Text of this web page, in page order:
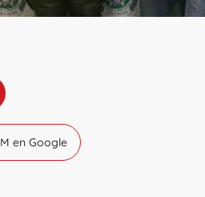
Telegram
en Google